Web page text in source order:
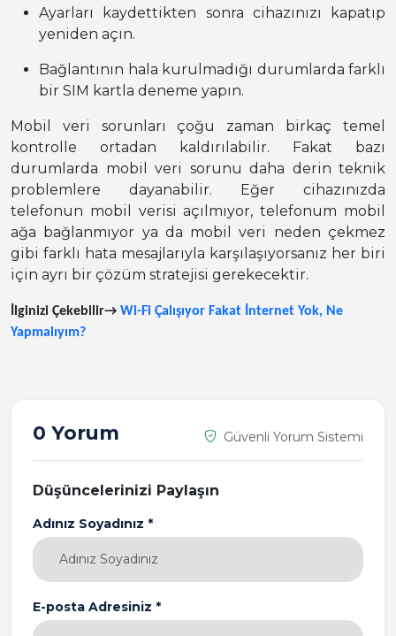
Ayarları kaydettikten sonra cihazınızı kapatıp
yeniden açın.
Bağlantının hala kurulmadığı durumlarda farklı
bir SIM kartla deneme yapın.
Mobil veri sorunları çoğu zaman birkaç temel
kontrolle ortadan kaldırılabilir. Fakat bazı
durumlarda mobil veri sorunu daha derin teknik
problemlere dayanabilir. Eğer cihazınızda
telefonun mobil verisi açılmıyor, telefonum mobil
ağa bağlanmıyor ya da mobil veri neden çekmez
gibi farklı hata mesajlarıyla karşılaşıyorsanız her biri
için ayrı bir çözüm stratejisi gerekecektir.
İlginizi Çekebilir→ Wi-Fi Çalışıyor Fakat İnternet Yok, Ne
Yapmalıyım?
0 Yorum Güvenli Yorum Sistemi
Düşüncelerinizi Paylaşın
Adınız Soyadınız *
E-posta Adresiniz *